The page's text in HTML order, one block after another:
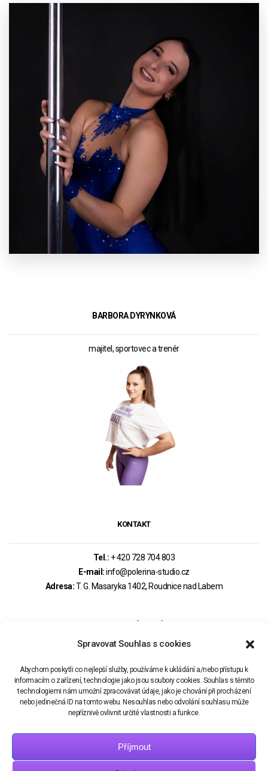
Spravovat Souhlas s cookies
Abychom poskytli co nejlepší služby, používáme k ukládání a/nebo přístupu k
informacím o zařízení, technologie jako jsou soubory cookies. Souhlas s těmito
technologiemi nám umožní zpracovávat údaje, jako je chování při procházení
nebo jedinečná ID na tomto webu. Nesouhlas nebo odvolání souhlasu může
nepříznivě ovlivnit určité vlastnosti a funkce.
Příjmout
BARBORA DYRYNKOVÁ
majitel, sportovec a trenér
KONTAKT
Tel.: + 420 728 704 803
E-mail:info@polerina-studio.cz
Adresa:T. G. Masaryka 1402, Roudnice nad Labem
PRAVIDLA REZERVACÍ – OBCHODNÍ PODMÍNKY
REZERVAČNÍ SYSTÉM